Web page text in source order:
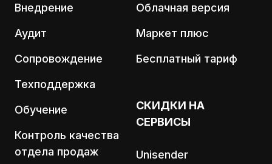
Внедрение
Аудит
Сопровождение
Техподдержка
Обучение
Контроль качества
отдела продаж
Облачная версия
Маркет плюс
Бесплатный тариф
СКИДКИ НА
СЕРВИСЫ
Unisender